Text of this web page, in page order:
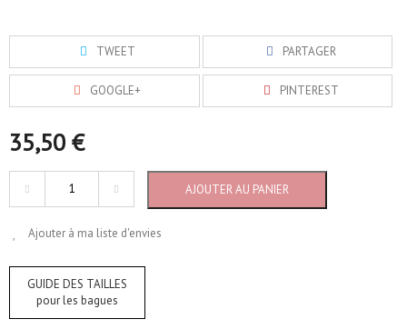
TWEET PARTAGER
GOOGLE+ PINTEREST
35,50 €
AJOUTER AU PANIER
Ajouter à ma liste d'envies
GUIDE DES TAILLES
pour les bagues